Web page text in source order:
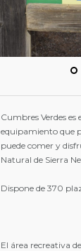
Cumbres Verdes
equipamiento que
puede comer y
Natural de Sierra
Dispone de 370
El área recreativa